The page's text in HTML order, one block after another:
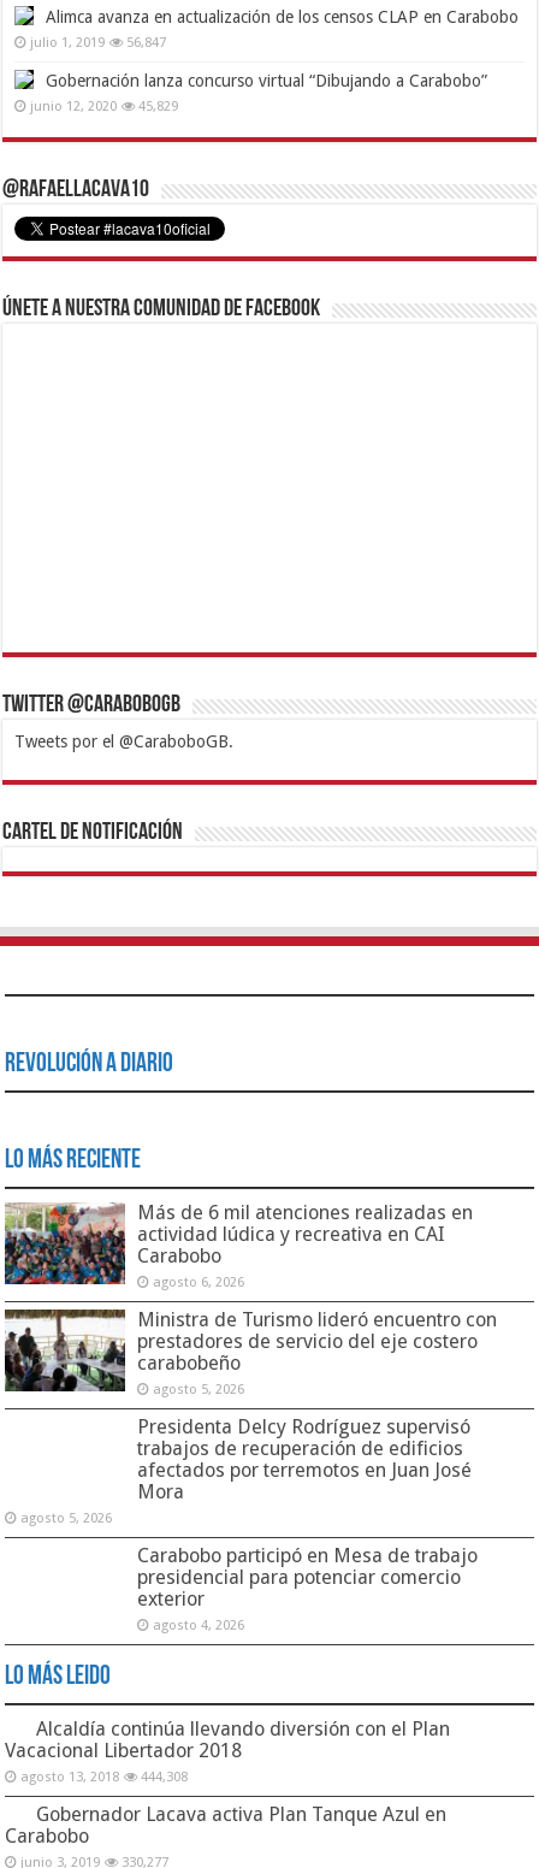
Alimca avanza en actualización de los censos CLAP en Carabobo
julio 1, 2019 56,847
Gobernación lanza concurso virtual “Dibujando a Carabobo”
junio 12, 2020 45,829
@RafaelLacava10
Únete a nuestra comunidad de Facebook
Twitter @CaraboboGB
Tweets por el @CaraboboGB.
1xbetBetturkeyBetistKralbetSupertotobetTipobetMatadorbetMariobet
https://mvbcasino.com/
Cartel de Notificación
Revolución a Diario
Lo Más Reciente
Más de 6 mil atenciones realizadas en
actividad lúdica y recreativa en CAI
Carabobo
agosto 6, 2026
Ministra de Turismo lideró encuentro con
prestadores de servicio del eje costero
carabobeño
agosto 5, 2026
Presidenta Delcy Rodríguez supervisó
trabajos de recuperación de edificios
afectados por terremotos en Juan José
Mora
agosto 5, 2026
Carabobo participó en Mesa de trabajo
presidencial para potenciar comercio
exterior
agosto 4, 2026
Lo Más Leido
Alcaldía continúa llevando diversión con el Plan
Vacacional Libertador 2018
agosto 13, 2018 444,308
Gobernador Lacava activa Plan Tanque Azul en
Carabobo
junio 3, 2019 330,277